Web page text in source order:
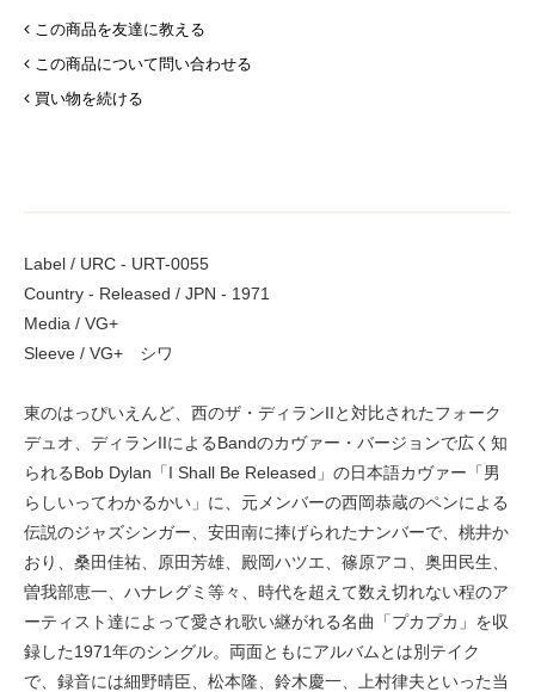
この商品を友達に教える
この商品について問い合わせる
買い物を続ける
Label / URC - URT-0055
Country - Released / JPN - 1971
Media / VG+
Sleeve / VG+ シワ
東のはっぴいえんど、西のザ・ディランIIと対比されたフォーク
デュオ、ディランIIによるBandのカヴァー・バージョンで広く知
られるBob Dylan「I Shall Be Released」の日本語カヴァー「男
らしいってわかるかい」に、元メンバーの西岡恭蔵のペンによる
伝説のジャズシンガー、安田南に捧げられたナンバーで、桃井か
おり、桑田佳祐、原田芳雄、殿岡ハツエ、篠原アコ、奥田民生、
曽我部恵一、ハナレグミ等々、時代を超えて数え切れない程のア
ーティスト達によって愛され歌い継がれる名曲「プカプカ」を収
録した1971年のシングル。両面ともにアルバムとは別テイク
で、録音には細野晴臣、松本隆、鈴木慶一、上村律夫といった当